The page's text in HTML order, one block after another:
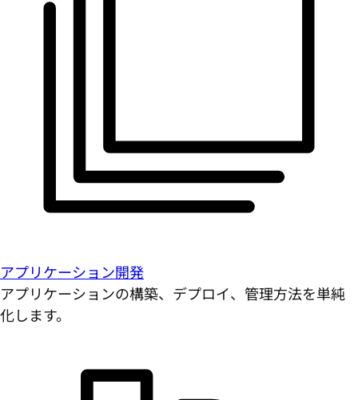
アプリケーション開発
アプリケーションの構築、デプロイ、管理方法を単純
化します。